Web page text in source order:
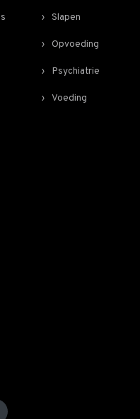
Slapen
Opvoeding
Psychiatrie
Voeding